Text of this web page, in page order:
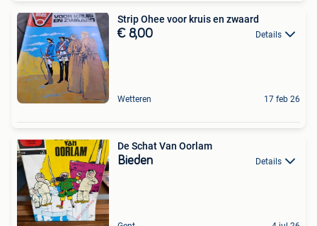
Strip Ohee voor kruis en zwaard
€ 8,00 Details
Wetteren 17 feb 26
De Schat Van Oorlam
Bieden Details